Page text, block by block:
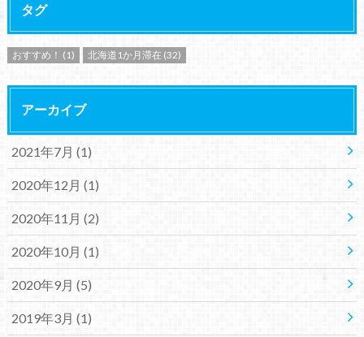
タグ
おすすめ！ (1) 北海道1か月滞在 (32)
アーカイブ
2021年7月 (1)
2020年12月 (1)
2020年11月 (2)
2020年10月 (1)
2020年9月 (5)
2019年3月 (1)